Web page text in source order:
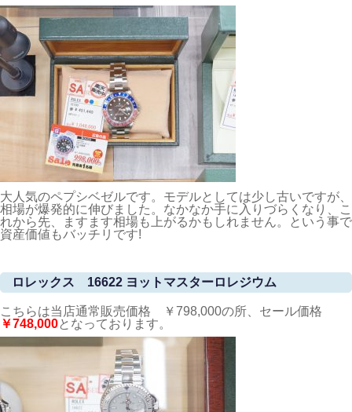
大人気のペプシベゼルです。モデルとしては少し古いですが、
相場が爆発的に伸びました。なかなか手に入りづらくなり、こ
れから先、ますます相場も上がるかもしれません。という事で
資産価値もバッチリです!
ロレックス 16622 ヨットマスターロレジウム
こちらは当店通常販売価格 ￥798,000の所、セール価格
￥748,000となっております。